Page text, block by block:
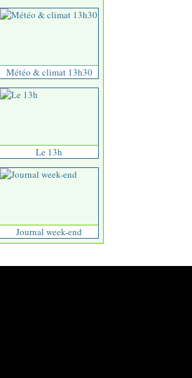
Météo & climat 13h30
Le 13h
Journal week-end